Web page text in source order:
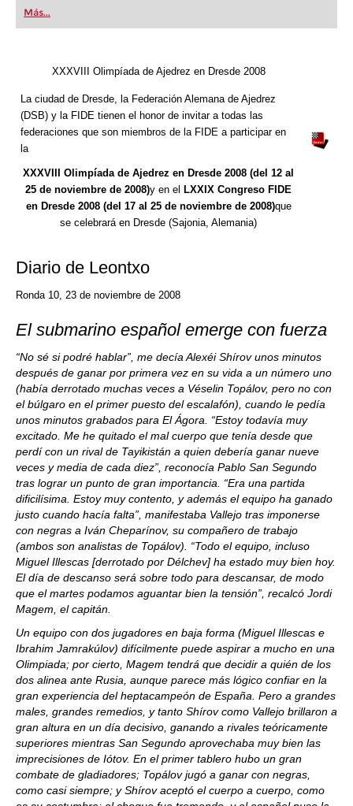
first steps into the world of club chess, or already
playing at a tournament level: with FRITZ, you can
train more efficiently, intelligently and with a
Más...
XXXVIII Olimpíada de Ajedrez en Dresde 2008
La ciudad de Dresde, la Federación Alemana de Ajedrez
(DSB) y la FIDE tienen el honor de invitar a todas las
federaciones que son miembros de la FIDE a participar en
la
XXXVIII Olimpíada de Ajedrez en Dresde 2008 (del 12 al
25 de noviembre de 2008)y en el LXXIX Congreso FIDE
en Dresde 2008 (del 17 al 25 de noviembre de 2008)que
se celebrará en Dresde (Sajonia, Alemania)
Diario de Leontxo
Ronda 10, 23 de noviembre de 2008
El submarino español emerge con fuerza
“No sé si podré hablar”, me decía Alexéi Shírov unos minutos
después de ganar por primera vez en su vida a un número uno
(había derrotado muchas veces a Véselin Topálov, pero no con
el búlgaro en el primer puesto del escalafón), cuando le pedía
unos minutos grabados para El Ágora. “Estoy todavía muy
excitado. Me he quitado el mal cuerpo que tenía desde que
perdí con un rival de Tayikistán a quien debería ganar nueve
veces y media de cada diez”, reconocía Pablo San Segundo
tras lograr un punto de gran importancia. “Era una partida
dificilísima. Estoy muy contento, y además el equipo ha ganado
justo cuando hacía falta”, manifestaba Vallejo tras imponerse
con negras a Iván Cheparínov, su compañero de trabajo
(ambos son analistas de Topálov). “Todo el equipo, incluso
Miguel Illescas [derrotado por Délchev] ha estado muy bien hoy.
El día de descanso será sobre todo para descansar, de modo
que el martes podamos aguantar bien la tensión”, recalcó Jordi
Magem, el capitán.
Un equipo con dos jugadores en baja forma (Miguel Illescas e
Ibrahim Jamrakúlov) difícilmente puede aspirar a mucho en una
Olimpiada; por cierto, Magem tendrá que decidir a quién de los
dos alinea ante Rusia, aunque parece más lógico confiar en la
gran experiencia del heptacampeón de España. Pero a grandes
males, grandes remedios, y tanto Shírov como Vallejo brillaron a
gran altura en un día decisivo, ganando a rivales teóricamente
superiores mientras San Segundo aprovechaba muy bien las
imprecisiones de Iótov. En el primer tablero hubo un gran
combate de gladiadores; Topálov jugó a ganar con negras,
como casi siempre; y Shírov aceptó el cuerpo a cuerpo, como